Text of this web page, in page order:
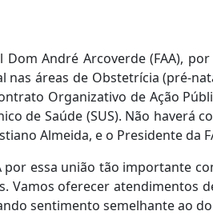
Dom André Arcoverde (FAA),
nas áreas de Obstetrícia (pré-
Organizativo de Ação
de Saúde (SUS). Não
Almeida, e o Presidente da
por essa união tão importante
Vamos oferecer atendimentos
sentimento semelhante ao